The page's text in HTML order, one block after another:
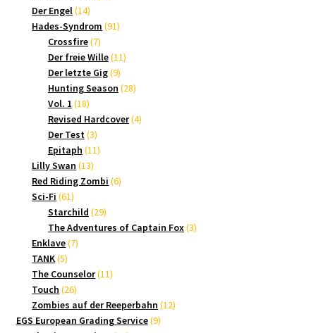
Der Engel 1414
Produkte
Hades-Syndrom 9191
Crossfire 77
Produkte
Der freie Wille 1111
Der letzte Gig 99
Produkte
Hunting Season 2828
Vol. 1 1818
Produkte
Revised Hardcover 44
Der Test 33
Produkte
Epitaph 1111
Lilly Swan 1313
Produkte
Red Riding Zombi 66
Sci-Fi 6161
Produkte
Starchild 2929
Produkte
The Adventures of Captain Fox 33
Enklave 77
TANK 55
Produkte
The Counselor 1111
Touch 2626
Produkte
Zombies auf der Reeperbahn 1212
EGS European Grading Service 99